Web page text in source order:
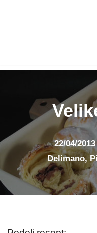
22/04/2013
Delimano,